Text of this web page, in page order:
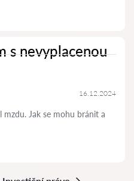
s nevyplacenou
16.12.2024
Jak se mohu bránit a